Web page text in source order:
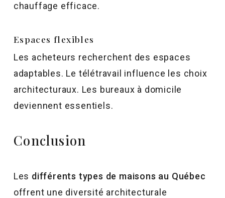
chauffage efficace.
Espaces flexibles
Les acheteurs recherchent des espaces
adaptables. Le télétravail influence les choix
architecturaux. Les bureaux à domicile
deviennent essentiels.
Conclusion
Les différents types de maisons au Québec
offrent une diversité architecturale